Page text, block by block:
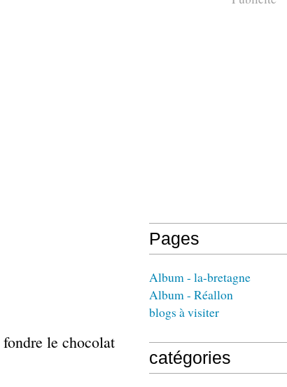
le chocolat
Pages
Album - la-bretagne
Album - Réallon
blogs à visiter
catégories